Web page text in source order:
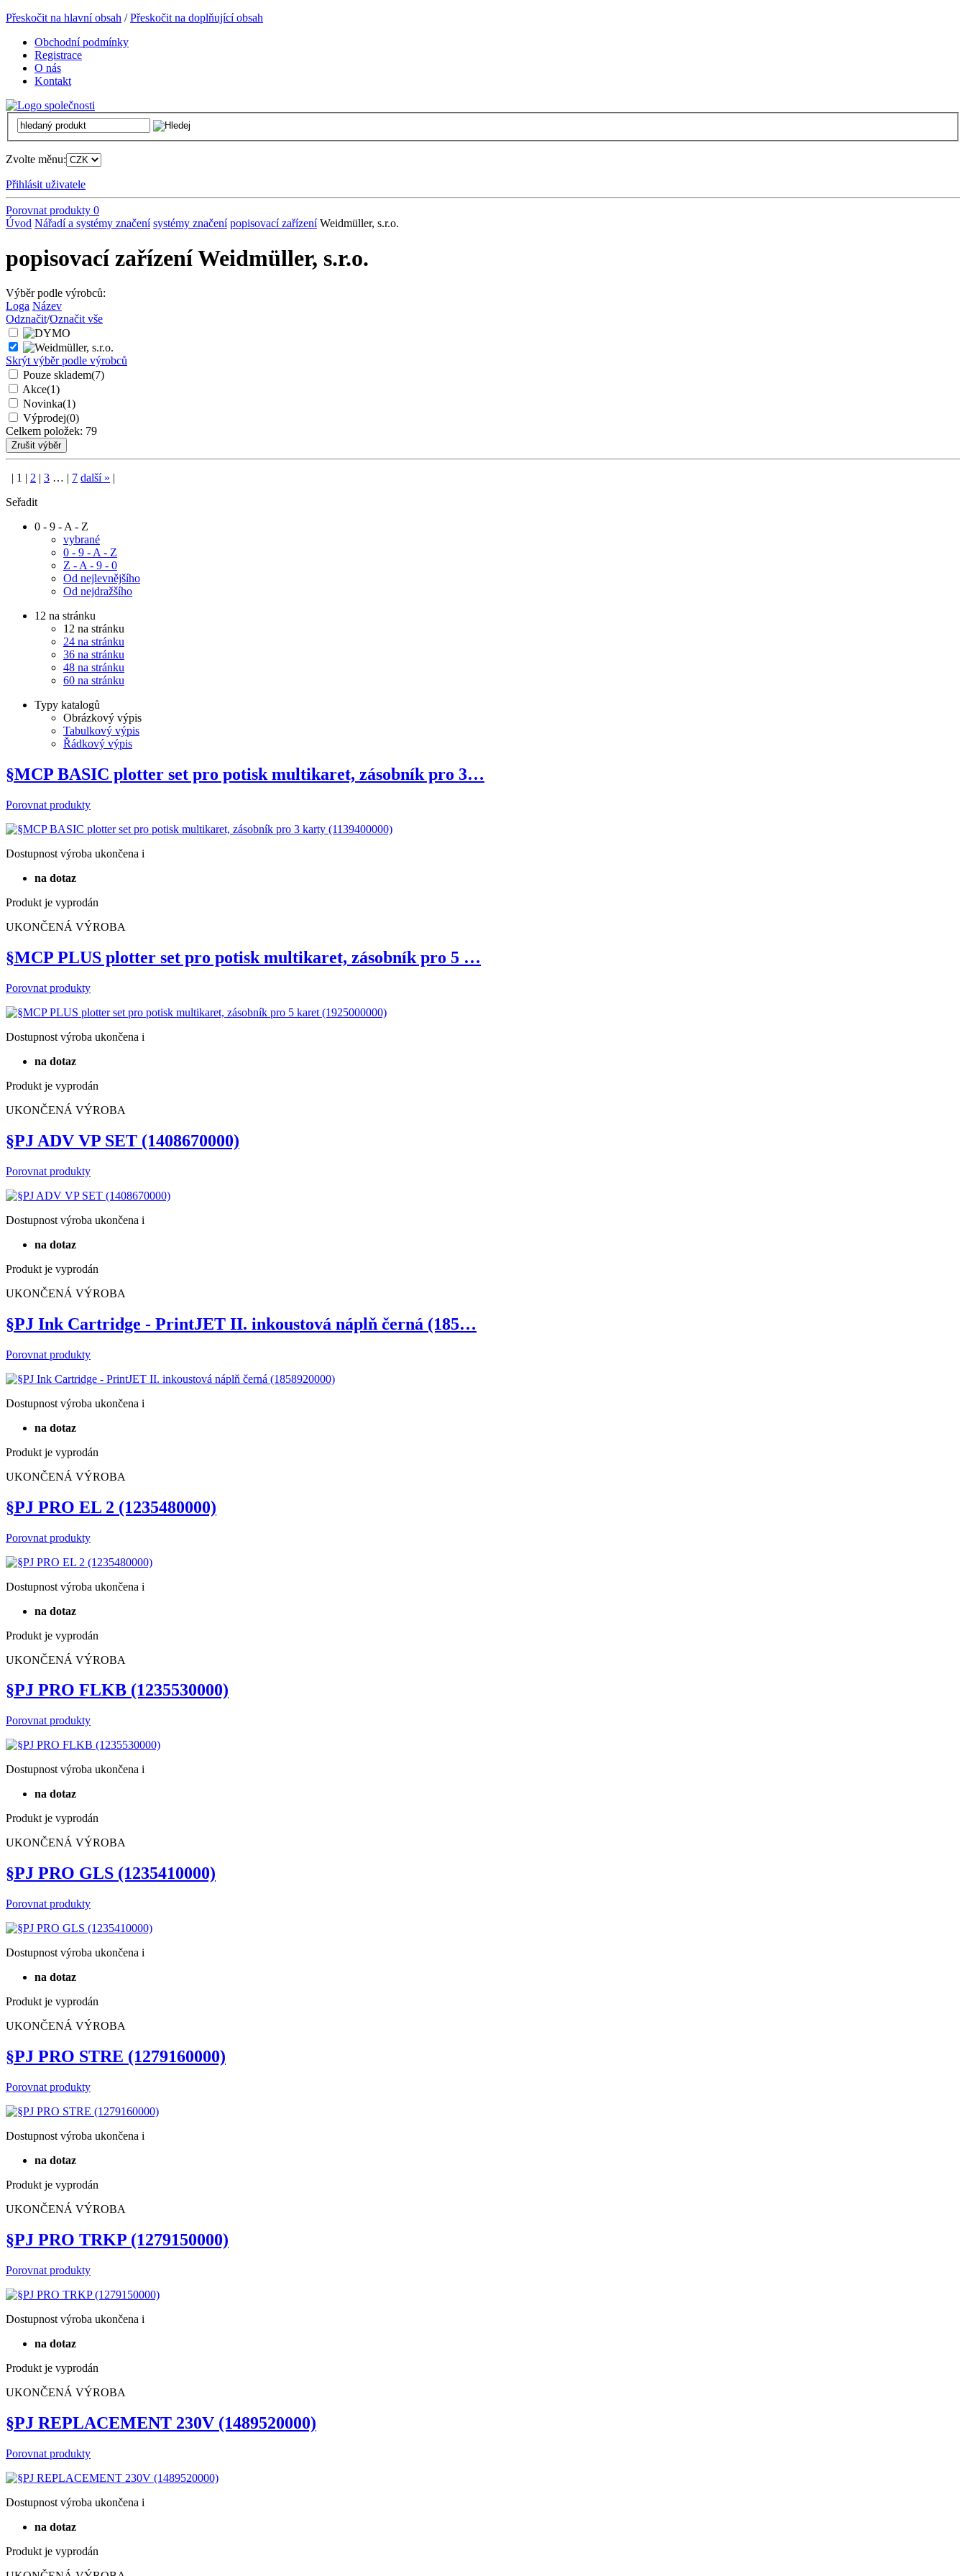
Přeskočit na hlavní obsah /Přeskočit na doplňující obsah
Obchodní podmínky
Registrace
O nás
Kontakt
Zvolte měnu:
Přihlásit uživatele
Porovnat produkty 0
Úvod Nářadí a systémy značení systémy značení popisovací zařízení Weidmüller, s.r.o.
popisovací zařízení Weidmüller, s.r.o.
Výběr podle výrobců:
Loga Název
Odznačit/Označit vše
Skrýt výběr podle výrobců
Pouze skladem(7)
Akce(1)
Novinka(1)
Výprodej(0)
Celkem položek: 79
1 2 3 … 7 další »
Seřadit
0 - 9 - A - Z
vybrané
0 - 9 - A - Z
Z - A - 9 - 0
Od nejlevnějšího
Od nejdražšího
12 na stránku
12 na stránku
24 na stránku
36 na stránku
48 na stránku
60 na stránku
Typy katalogů
Obrázkový výpis
Tabulkový výpis
Řádkový výpis
§MCP BASIC plotter set pro potisk multikaret, zásobník pro 3…
Porovnat produkty
Dostupnost výroba ukončena i
na dotaz
Produkt je vyprodán
UKONČENÁ VÝROBA
§MCP PLUS plotter set pro potisk multikaret, zásobník pro 5 …
Porovnat produkty
Dostupnost výroba ukončena i
na dotaz
Produkt je vyprodán
UKONČENÁ VÝROBA
§PJ ADV VP SET (1408670000)
Porovnat produkty
Dostupnost výroba ukončena i
na dotaz
Produkt je vyprodán
UKONČENÁ VÝROBA
§PJ Ink Cartridge - PrintJET II. inkoustová náplň černá (185…
Porovnat produkty
Dostupnost výroba ukončena i
na dotaz
Produkt je vyprodán
UKONČENÁ VÝROBA
§PJ PRO EL 2 (1235480000)
Porovnat produkty
Dostupnost výroba ukončena i
na dotaz
Produkt je vyprodán
UKONČENÁ VÝROBA
§PJ PRO FLKB (1235530000)
Porovnat produkty
Dostupnost výroba ukončena i
na dotaz
Produkt je vyprodán
UKONČENÁ VÝROBA
§PJ PRO GLS (1235410000)
Porovnat produkty
Dostupnost výroba ukončena i
na dotaz
Produkt je vyprodán
UKONČENÁ VÝROBA
§PJ PRO STRE (1279160000)
Porovnat produkty
Dostupnost výroba ukončena i
na dotaz
Produkt je vyprodán
UKONČENÁ VÝROBA
§PJ PRO TRKP (1279150000)
Porovnat produkty
Dostupnost výroba ukončena i
na dotaz
Produkt je vyprodán
UKONČENÁ VÝROBA
§PJ REPLACEMENT 230V (1489520000)
Porovnat produkty
Dostupnost výroba ukončena i
na dotaz
Produkt je vyprodán